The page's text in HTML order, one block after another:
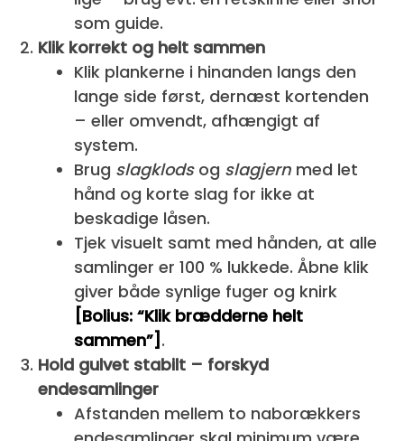
som guide.
Klik korrekt og helt sammen
Klik plankerne i hinanden langs den
lange side først, dernæst kortenden
– eller omvendt, afhængigt af
system.
Brug slagklodsog slagjern med let
hånd og korte slag for ikke at
beskadige låsen.
Tjek visuelt samt med hånden, at alle
samlinger er 100 % lukkede. Åbne klik
giver både synlige fuger og knirk
[Bolius: “Klik brædderne helt
sammen”] .
Hold gulvet stabilt – forskyd
endesamlinger
Afstanden mellem to naborækkers